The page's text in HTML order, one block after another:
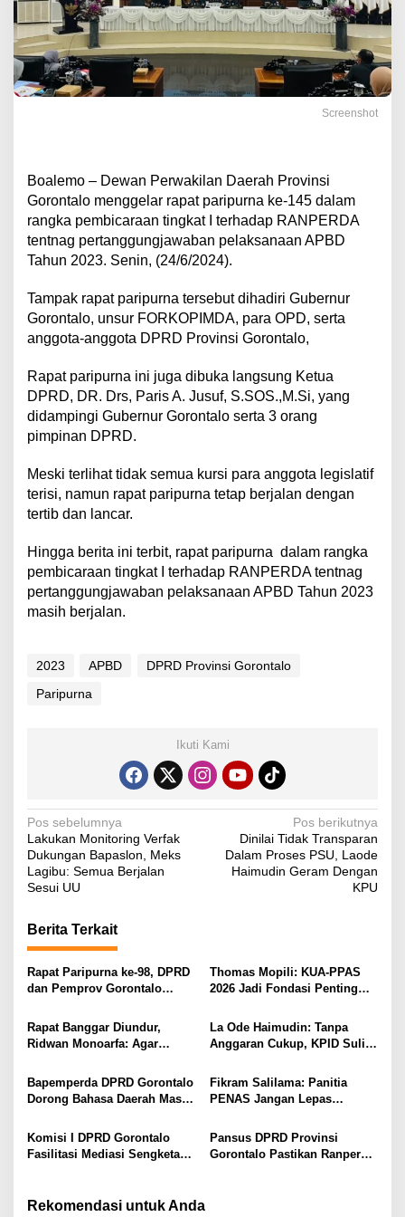
Screenshot
Boalemo – Dewan Perwakilan Daerah Provinsi
Gorontalo menggelar rapat paripurna ke-145 dalam
rangka pembicaraan tingkat I terhadap RANPERDA
tentnag pertanggungjawaban pelaksanaan APBD
Tahun 2023. Senin, (24/6/2024).
Tampak rapat paripurna tersebut dihadiri Gubernur
Gorontalo, unsur FORKOPIMDA, para OPD, serta
anggota-anggota DPRD Provinsi Gorontalo,
Rapat paripurna ini juga dibuka langsung Ketua
DPRD, DR. Drs, Paris A. Jusuf, S.SOS.,M.Si, yang
didampingi Gubernur Gorontalo serta 3 orang
pimpinan DPRD.
Meski terlihat tidak semua kursi para anggota legislatif
terisi, namun rapat paripurna tetap berjalan dengan
tertib dan lancar.
Hingga berita ini terbit, rapat paripurna dalam rangka
pembicaraan tingkat I terhadap RANPERDA tentnag
pertanggungjawaban pelaksanaan APBD Tahun 2023
masih berjalan.
2023 APBD
DPRD Provinsi Gorontalo
Paripurna
Ikuti Kami
N
a
v
g
a
s
p
o
s
Pos sebelumnya
Lakukan Monitoring Verfak
Dukungan Bapaslon, Meks
Lagibu: Semua Berjalan
Sesui UU
Pos berikutnya
Dinilai Tidak Transparan
Dalam Proses PSU, Laode
Haimudin Geram Dengan
KPU
Berita Terkait
Rapat Paripurna ke-98, DPRD
dan Pemprov Gorontalo
PPAS 2026
Thomas Mopili: KUA-PPAS
2026 Jadi Fondasi Penting
Rapat Banggar Diundur,
Ridwan Monoarfa: Agar
APBD Lebih Komprehensif
La Ode Haimudin: Tanpa
Anggaran Cukup, KPID Sulit
Bapemperda DPRD Gorontalo
Dorong Bahasa Daerah Masuk
Fikram Salilama: Panitia
PENAS Jangan Lepas
Pansus
Komisi I DPRD Gorontalo
Fasilitasi Mediasi Sengketa
Pansus DPRD Provinsi
Gorontalo Pastikan Ranperda
Rekomendasi untuk Anda